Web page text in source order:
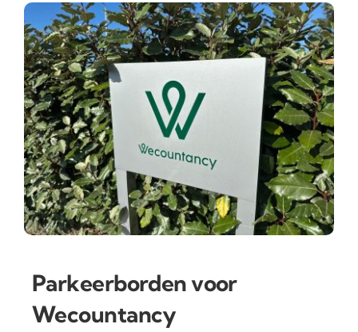
Parkeerborden voor
Wecountancy